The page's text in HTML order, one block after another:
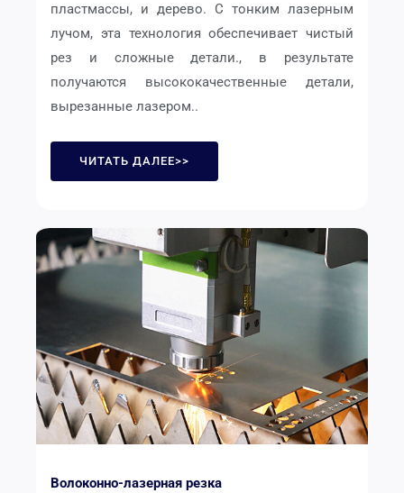
пластмассы, и дерево. С тонким лазерным
лучом, эта технология обеспечивает чистый
рез и сложные детали., в результате
получаются высококачественные детали,
вырезанные лазером..
ЧИТАТЬ ДАЛЕЕ>>
Волоконно-лазерная резка